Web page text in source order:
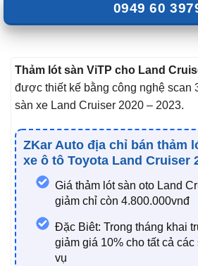
0949 60
Thảm lót sàn ViTP cho Land
được thiết kế bằng công nghệ scan
sàn xe Land Cruiser 2020 – 2023.
ZKar Auto địa chỉ bán thảm
xe ô tô Toyota Land Cruiser
Giá thảm lót sàn oto Land
giảm chỉ còn 4.800.000vnđ
Đặc Biêt: Trong tháng khai
giảm giá 10% cho tất cả
vụ